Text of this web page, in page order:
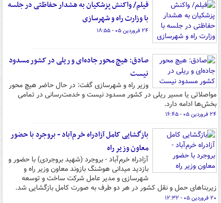
فیلم/ واکنش پزشکیان به هشدار حفاظتی در جلسه
با وزارت راه و شهرسازی
۲۴ فروردین ۰۵ - ۱۸:۵۵
صادق: هیچ محور جاده‌ای و ریلی در کشور مسدود
نیست
وزیر راه و شهرسازی گفت: در حال حاضر هیچ محور
مواصلاتی یا مسیر ریلی در کشور مسدود نیست و خدمت‌رسانی در تمامی
بخش‌ها ادامه دارد.
۲۴ فروردین ۰۵ - ۱۶:۴۵
بازگشایی کامل آزادراه خرم‌آباد - بروجرد با حضور
معاون وزیر راه
آزادراه خرم‌آباد - بروجرد (شهید بروجردی) با حضور و
بازدید میدانی هوشنگ بازوند معاون وزیر راه و
شهرسازی و مدیر عامل شرکت ساخت و توسعه
زیربناهای حمل و نقل کشور در هر دو طرف به صورت کامل بازگشایی شد.
۲۰ فروردین ۰۵ - ۱۲:۳۲